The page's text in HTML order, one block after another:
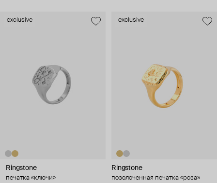
exclusive
Ringstone
печатка «ключи»
exclusive
Ringstone
позолоченная печатка «роза»